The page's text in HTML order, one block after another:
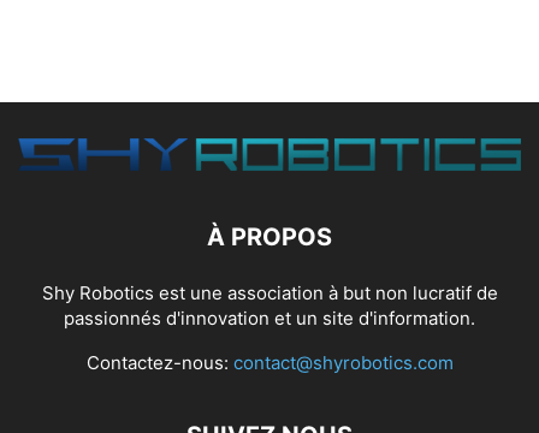
À PROPOS
Shy Robotics est une association à but non lucratif de
passionnés d'innovation et un site d'information.
Contactez-nous: contact@shyrobotics.com